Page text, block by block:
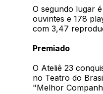
O segundo lugar
ouvintes e 178
com 3,47
Premiado
O Ateliê 23
no Teatro do
"Melhor